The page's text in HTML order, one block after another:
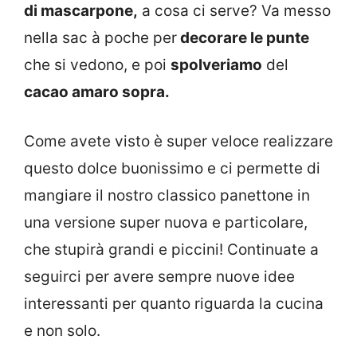
di mascarpone, a cosa ci serve? Va messo
nella sac à poche perdecorare le punte
che si vedono, e poi spolveriamo del
cacao amaro sopra.
Come avete visto è super veloce realizzare
questo dolce buonissimo e ci permette di
mangiare il nostro classico panettone in
una versione super nuova e particolare,
che stupirà grandi e piccini! Continuate a
seguirci per avere sempre nuove idee
interessanti per quanto riguarda la cucina
e non solo.